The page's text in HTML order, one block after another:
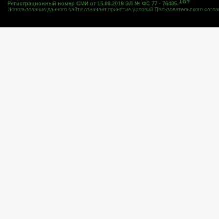
Регистрационный номер СМИ от 15.08.2019 ЭЛ № ФС 77 - 76485.
Использование данного сайта означает принятие условий Пользовательского